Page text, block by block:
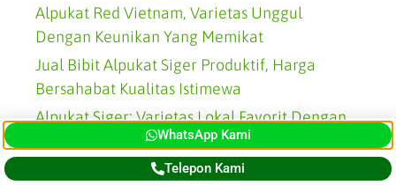
Alpukat Red Vietnam, Varietas Unggul
Dengan Keunikan Yang Memikat
Jual Bibit Alpukat Siger Produktif, Harga
Bersahabat Kualitas Istimewa
Alpukat Siger: Varietas Lokal Favorit Dengan
Buah Tebal Dan Gurih
Jual Bibit Alpukat Mentega Sehat, Solusi
WhatsApp Kami
Telepon Kami